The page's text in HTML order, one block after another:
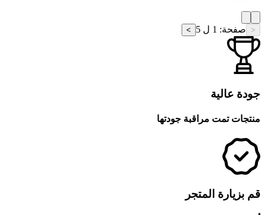
< صفحة: 1 ل 5 >
جودة عالية
منتجات تمت مراقبة جودتها
قم بزيارة المتجر